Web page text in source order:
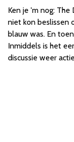
Ken je 'm nog:
niet kon beslissen
blauw was. En
Inmiddels is het
discussie weer